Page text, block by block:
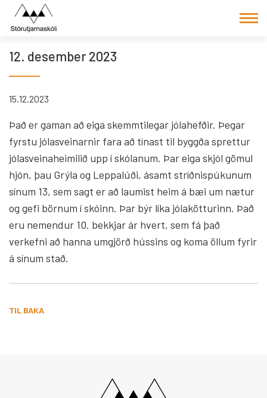
Fara
12. desember 2023
15.12.2023
Það er gaman að eiga skemmtilegar jólahefðir. Þegar
fyrstu jólasveinarnir fara að tínast til byggða sprettur
jólasveinaheimilið upp í skólanum. Þar eiga skjól gömul
hjón, þau Grýla og Leppalúði, ásamt stríðnispúkunum
sínum 13, sem sagt er að laumist heim á bæi um nætur
og gefi börnum í skóinn. Þar býr líka jólakötturinn. Það
eru nemendur 10. bekkjar ár hvert, sem fá það
verkefni að hanna umgjörð hússins og koma öllum fyrir
á sínum stað.
TIL BAKA